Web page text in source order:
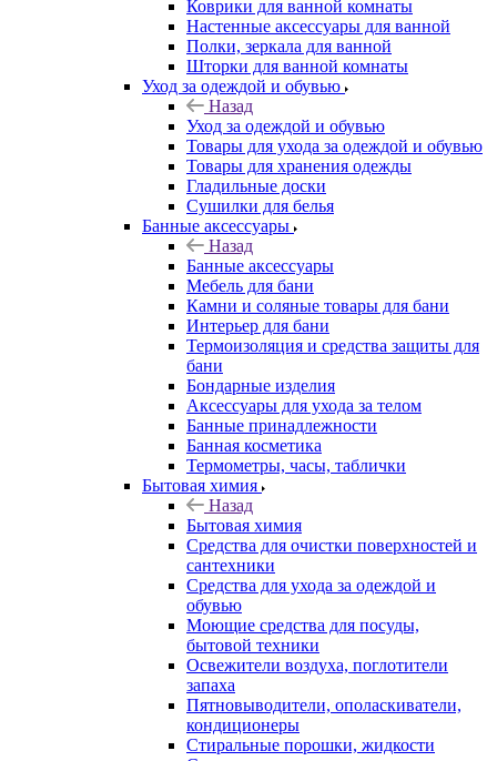
Коврики для ванной комнаты
Настенные аксессуары для ванной
Полки, зеркала для ванной
Шторки для ванной комнаты
Уход за одеждой и обувью
Назад
Уход за одеждой и обувью
Товары для ухода за одеждой и обувью
Товары для хранения одежды
Гладильные доски
Сушилки для белья
Банные аксессуары
Назад
Банные аксессуары
Мебель для бани
Камни и соляные товары для бани
Интерьер для бани
Термоизоляция и средства защиты для
бани
Бондарные изделия
Аксеcсуары для ухода за телом
Банные принадлежности
Банная косметика
Термометры, часы, таблички
Бытовая химия
Назад
Бытовая химия
Средства для очистки поверхностей и
сантехники
Средства для ухода за одеждой и
обувью
Моющие средства для посуды,
бытовой техники
Освежители воздуха, поглотители
запаха
Пятновыводители, ополаскиватели,
кондиционеры
Стиральные порошки, жидкости